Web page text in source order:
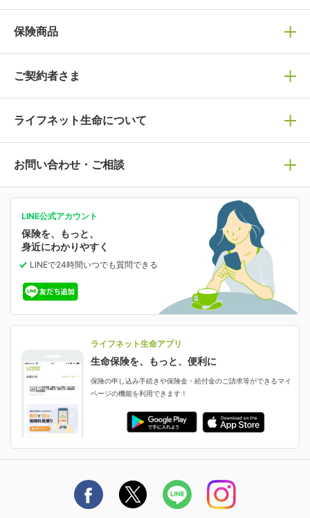
保険の選び方
保険選びで迷っている方はチェック！
保険の基礎知識や選び方を解説！
人生のステージに必要な保険がわかる！
保険ジャンバラヤ
あなたの人生と保険選びのためのWebメディア
選ばれる理由・評判
ライフネット生命の特長
ライフネット生命が選ばれる理由がわかる！
評判・口コミ
ご契約者さまに聞きました！
申し込みガイド
ご契約の流れと必要書類
保険料の支払い方法
保険商品
保険商品一覧
万が一に備える
病気や手術に備える
がん保険
がんに備える
女性保険
女性特有の病気に備える
就業不能保険
就業不能状態に備える
認知症・MCIに備える
ご契約者さま
マイページログイン
ご契約内容の確認
お客さま情報の確認・変更
保険料の支払い方法の変更
中断したお申し込みの再開
お申し込み後の状況確認
減額・解約・追加契約の申し込み など
ご契約者さま向け各種お手続き・サービス
保険金・給付金のご請求
生命保険料控除に関するご案内
ライフネット生命について
ライフネット生命についてトップ
会社情報
業績・財務情報
保険金等の支払状況
採用情報
生命保険マニフェスト
ライフネット生命のCMページ
ライフネット生命公式note
お問い合わせ・ご相談
保険相談サービス
よくあるご質問
資料請求
LINE公式アカウント
保険を、もっと、
身近にわかりやすく
LINEで24時間いつでも質問できる
ライフネット生命アプリ
生命保険を、もっと、便利に
保険の申し込み手続きや保険金・給付金のご請求等ができるマイ
ページの機能を利用できます！